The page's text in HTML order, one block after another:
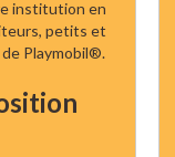
institution en
petits et
Playmobil®.